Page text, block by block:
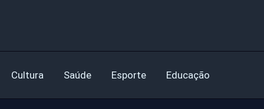
Cultura Saúde Esporte Educação